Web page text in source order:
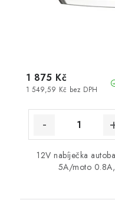
1 549,59 Kč bez DPH
1 875 Kč
12V nabíječka
5A/moto